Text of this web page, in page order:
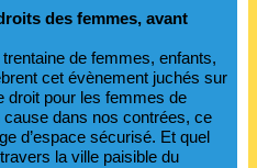
des femmes, avant
de femmes, enfants,
cet évènement juchés sur
droit pour les femmes de
cause dans nos contrées, ce
d’espace sécurisé. Et quel
la ville paisible du